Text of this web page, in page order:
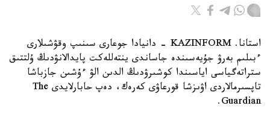
استانا. KAZINFORM - دانيادا جوعارى سىنىپ وقۋشىلارى
ءبىلىم بەرۋ جۇيەسىندە جاساندى ينتەللەكت پايدالانۋدىڭ ۇلتتىق
ستراتەگياسى اياسىندا كوشىرۋدىڭ الدىن الۋ ءۇشىن جازباشا
تاپسىرمالاردى اۋىزشا قورعاۋى كەرەك، دەپ حابارلايدى The
Guardian.